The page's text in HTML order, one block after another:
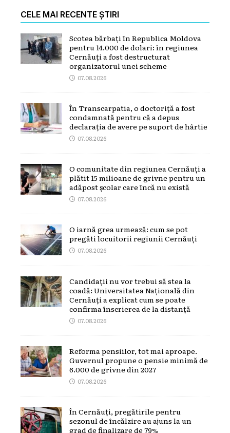
CELE MAI RECENTE ȘTIRI
Scotea bărbați în Republica Moldova
pentru 14.000 de dolari: în regiunea
Cernăuți a fost destructurat
organizatorul unei scheme
07.08.2026
În Transcarpatia, o doctoriță a fost
condamnată pentru că a depus
declarația de avere pe suport de hârtie
07.08.2026
O comunitate din regiunea Cernăuți a
plătit 15 milioane de grivne pentru un
adăpost școlar care încă nu există
07.08.2026
O iarnă grea urmează: cum se pot
pregăti locuitorii regiunii Cernăuți
07.08.2026
Candidații nu vor trebui să stea la
coadă: Universitatea Națională din
Cernăuți a explicat cum se poate
confirma înscrierea de la distanță
07.08.2026
Reforma pensiilor, tot mai aproape.
Guvernul propune o pensie minimă de
6.000 de grivne din 2027
07.08.2026
În Cernăuți, pregătirile pentru
sezonul de încălzire au ajuns la un
grad de finalizare de 79%